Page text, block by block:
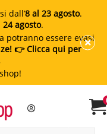
dall’8 al 23 agosto.
24 agosto.
potranno essere evasi
👉 Clicca qui per